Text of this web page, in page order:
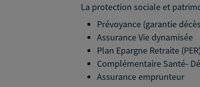
La protection sociale et
Prévoyance (garantie
Assurance Vie dynamisée
Plan Epargne Retraite (PER)
Complémentaire Santé-
Assurance emprunteur